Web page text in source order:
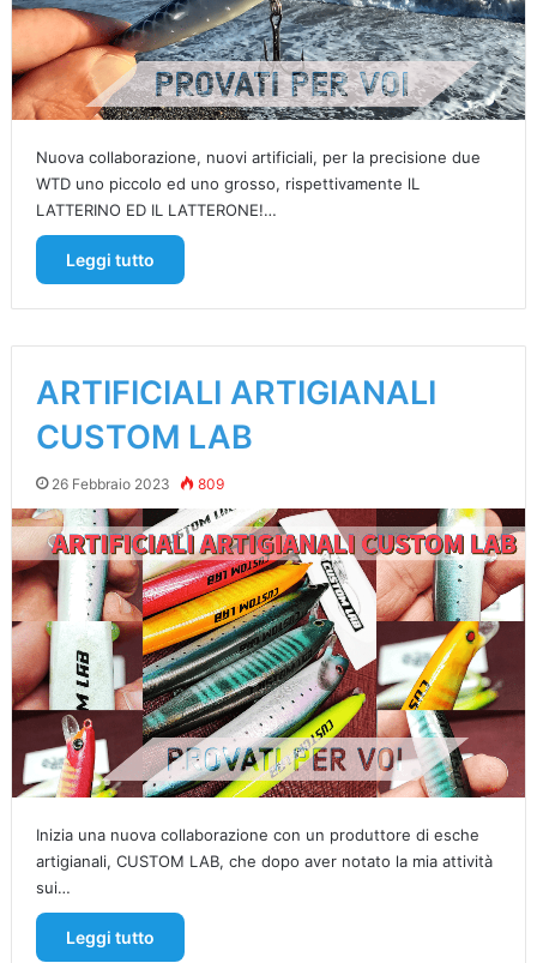
Nuova collaborazione, nuovi artificiali, per la precisione due
WTD uno piccolo ed uno grosso, rispettivamente lL
LATTERINO ED IL LATTERONE!…
Leggi tutto
ARTIFICIALI ARTIGIANALI
CUSTOM LAB
26 Febbraio 2023 809
Inizia una nuova collaborazione con un produttore di esche
artigianali, CUSTOM LAB, che dopo aver notato la mia attività
sui…
Leggi tutto